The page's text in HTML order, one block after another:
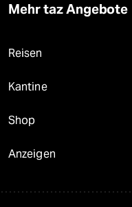
Mehr taz Angebote
Reisen
Kantine
Shop
Anzeigen